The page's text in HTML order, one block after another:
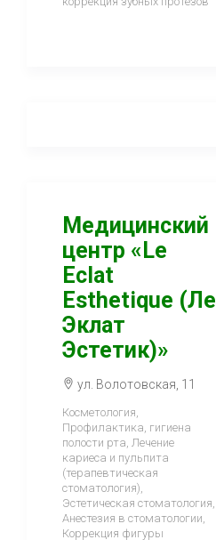
Медицинский
центр «Le
Eclat
Esthetique (Ле
Эклат
Эстетик)»
ул. Волотовская, 11
Косметология,
Профилактика, гигиена
полости рта, Лечение
кариеса и пульпита
(терапевтическая
стоматология),
Эстетическая стоматология,
Анестезия в стоматологии,
Коррекция фигуры